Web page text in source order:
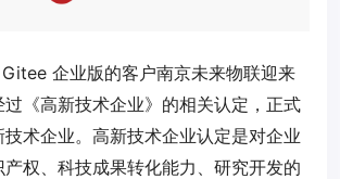
企业版的客户南京未来物联迎来
《高新技术企业》的相关认定，正式
技术企业。高新技术企业认定是对企业
权、科技成果转化能力、研究开发的